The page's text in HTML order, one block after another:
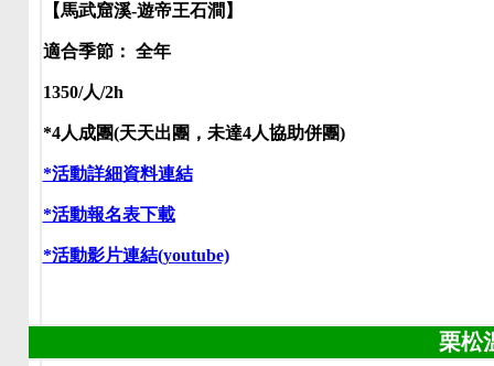
【馬武窟溪-遊帝王石澗】
適合季節： 全年
1350/人/2h
*4人成團(天天出團，未達4人協助併團)
*活動詳細資料連結
*活動報名表下載
*活動影片連結(youtube)
栗松